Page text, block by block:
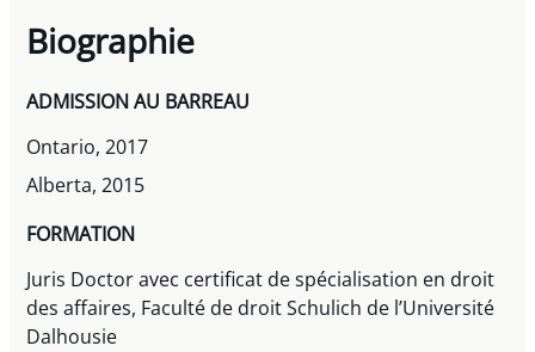
Biographie
ADMISSION AU BARREAU
Ontario, 2017
Alberta, 2015
FORMATION
Juris Doctor avec certificat de spécialisation en droit
des affaires, Faculté de droit Schulich de l’Université
Dalhousie